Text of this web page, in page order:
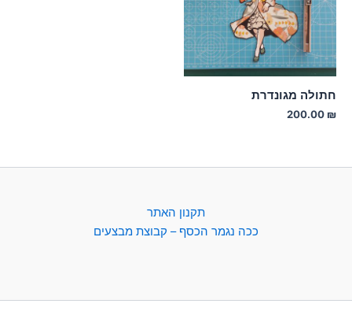
חתולה מגונדרת
200.00 ₪
תקנון האתר
ככה נגמר הכסף – קבוצת מבצעים